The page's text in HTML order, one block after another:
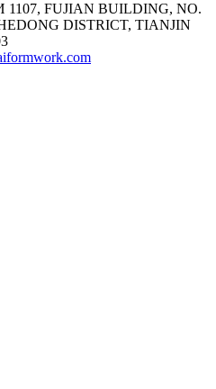
1107, FUJIAN BUILDING, NO.
DISTRICT, TIANJIN